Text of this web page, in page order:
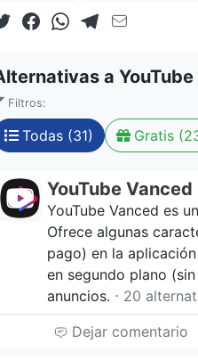
a YouTube
Filtros:
Todas (31) Gratis
YouTube Vanced
YouTube Vanced es
Ofrece algunas
pago) en la
en segundo plano
anuncios. ⋅ 20
Dejar comentario